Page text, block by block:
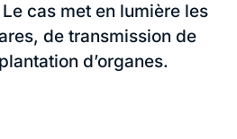
cas met en lumière les
de transmission de
d’organes.